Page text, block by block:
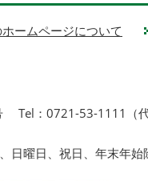
ホームページについて
Tel：0721-53-1111（
曜日、祝日、年末年始